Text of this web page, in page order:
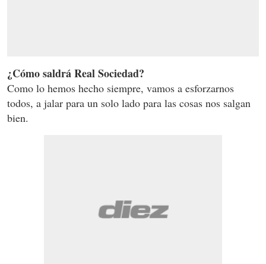
¿Cómo saldrá Real Sociedad?
Como lo hemos hecho siempre, vamos a esforzarnos
todos, a jalar para un solo lado para las cosas nos salgan
bien.